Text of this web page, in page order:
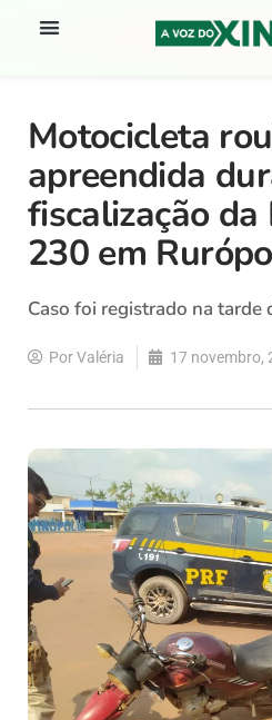
Motocicleta
apreendida
fiscalização da
230 em
Caso foi registrado na tarde
PorValéria 17 novembro,